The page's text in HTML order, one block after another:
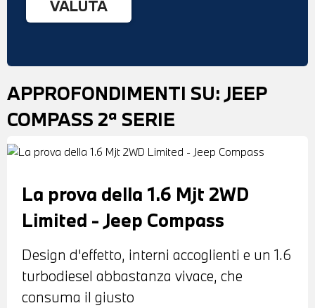
APPROFONDIMENTI SU:JEEP
COMPASS 2ª SERIE
La prova della 1.6 Mjt 2WD
Limited - Jeep Compass
Design d'effetto, interni accoglienti e un 1.6
turbodiesel abbastanza vivace, che
consuma il giusto